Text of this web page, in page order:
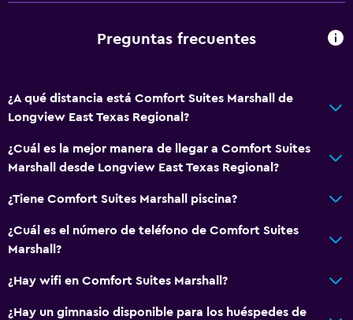
Preguntas frecuentes
¿A qué distancia está Comfort Suites Marshall de
Longview East Texas Regional?
¿Cuál es la mejor manera de llegar a Comfort Suites
Marshall desde Longview East Texas Regional?
¿Tiene Comfort Suites Marshall piscina?
¿Cuál es el número de teléfono de Comfort Suites
Marshall?
¿Hay wifi en Comfort Suites Marshall?
¿Hay un gimnasio disponible para los huéspedes de